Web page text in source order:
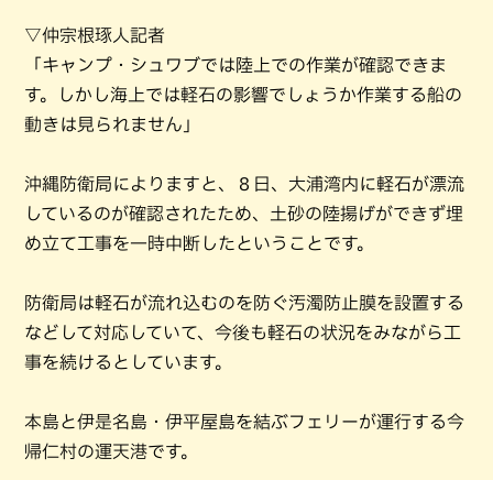
▽仲宗根琢人記者
「キャンプ・シュワブでは陸上での作業が確認できま
す。しかし海上では軽石の影響でしょうか作業する船の
動きは見られません」
沖縄防衛局によりますと、８日、大浦湾内に軽石が漂流
しているのが確認されたため、土砂の陸揚げができず埋
め立て工事を一時中断したということです。
防衛局は軽石が流れ込むのを防ぐ汚濁防止膜を設置する
などして対応していて、今後も軽石の状況をみながら工
事を続けるとしています。
本島と伊是名島・伊平屋島を結ぶフェリーが運行する今
帰仁村の運天港です。